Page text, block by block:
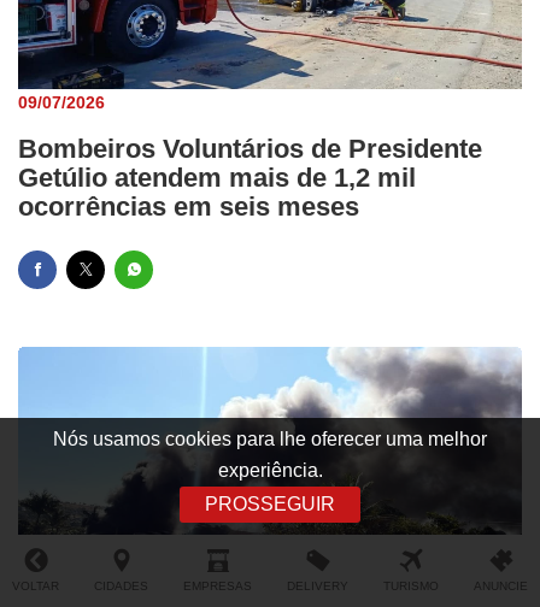
Nós usamos cookies para lhe oferecer uma melhor
experiência.
PROSSEGUIR
09/07/2026
Bombeiros Voluntários de Presidente
Getúlio atendem mais de 1,2 mil
ocorrências em seis meses
09/07/2026
VOLTAR CIDADES EMPRESAS DELIVERY TURISMO ANUNCIE